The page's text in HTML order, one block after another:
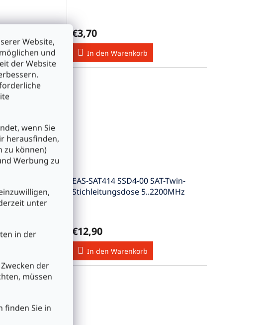
Website,
und
der Website
wenn Sie
herausfinden,
zu können)
Werbung zu
unter
in der
der
müssen
finden Sie in
€3,70
In den Warenkorb
2dB 5…
EAS-SAT414 SSD4-00 SAT-Twin-
Stichleitungsdose 5..2200MHz
€12,90
In den Warenkorb